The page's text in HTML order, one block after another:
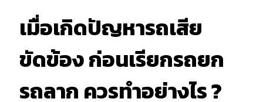
เมื่อเกิดปัญหารถเสีย
ขัดข้อง ก่อนเรียกรถยก
รถลาก ควรทำอย่างไร ?